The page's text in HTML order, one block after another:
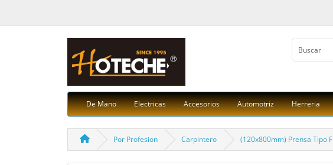
De Mano Electricas Accesorios Automotriz Herreria
Por Profesion Carpintero (120x800mm) Prensa Tipo F